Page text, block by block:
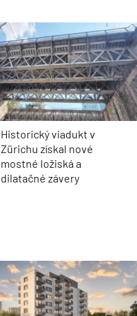
Historický viadukt v
Zürichu získal nové
mostné ložiská a
dilatačné závery